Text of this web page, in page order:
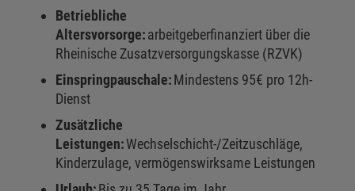
Betriebliche
Altersvorsorge:arbeitgeberfinanziert über die
Rheinische Zusatzversorgungskasse (RZVK)
Einspringpauschale:Mindestens 95€ pro 12h-
Dienst
Zusätzliche
Leistungen:Wechselschicht-/Zeitzuschläge,
Kinderzulage, vermögenswirksame Leistungen